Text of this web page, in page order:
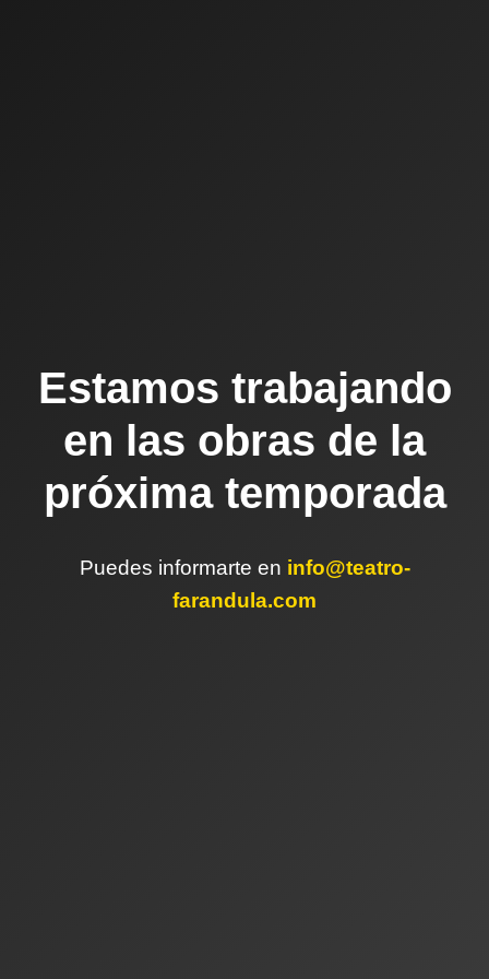
Estamos trabajando
en las obras de la
próxima temporada
Puedes informarte en info@teatro-
farandula.com